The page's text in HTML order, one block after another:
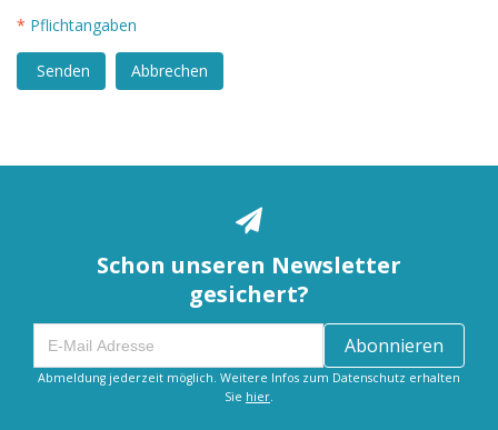
* Pflichtangaben
Senden Abbrechen
Schon unseren Newsletter
gesichert?
Abonnieren
Abmeldung jederzeit möglich. Weitere Infos zum Datenschutz erhalten
Sie hier.